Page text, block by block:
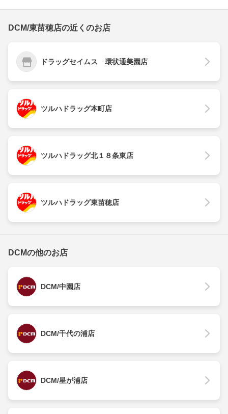
DCM/東苗穂店の近くのお店
ドラッグセイムス 環状通美園店
ツルハドラッグ本町店
ツルハドラッグ北１８条東店
ツルハドラッグ東苗穂店
DCMの他のお店
DCM/中園店
DCM/千代の浦店
DCM/星が浦店